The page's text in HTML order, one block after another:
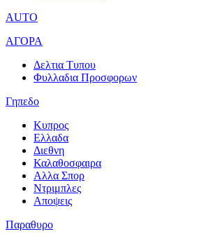
AUTO
ΑΓΟΡΑ
Δελτια Τυπου
Φυλλαδια Προσφορων
Γηπεδο
Κυπρος
Ελλαδα
Διεθνη
Καλαθοσφαιρα
Αλλα Σπορ
Ντριμπλες
Αποψεις
Παραθυρο